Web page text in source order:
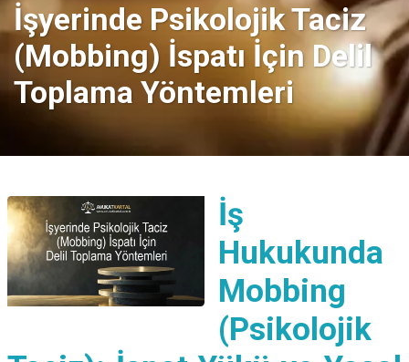
İşyerinde Psikolojik Taciz
(Mobbing) İspatı İçin Delil
Toplama Yöntemleri
İş
Hukukunda
Mobbing
(Psikolojik